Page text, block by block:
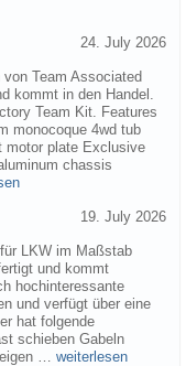
24. July 2026
Team Associated
kommt in den Handel.
Team Kit. Features
monocoque 4wd tub
motor plate Exclusive
chassis
19. July 2026
LKW im Maßstab
und kommt
hochinteressante
und verfügt über eine
hat folgende
schieben Gabeln
… weiterlesen